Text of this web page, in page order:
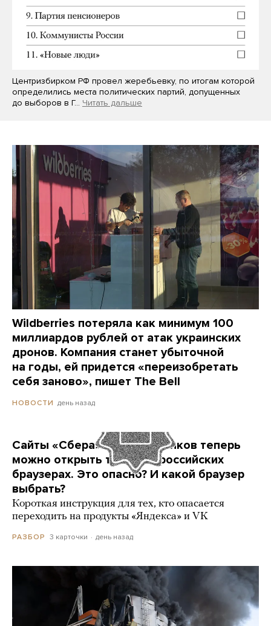
Центризбирком РФ провел жеребьевку, по итогам которой
определились места политических партий, допущенных
до выборов в Г… Читать дальше
Wildberries потеряла как минимум 100
миллиардов рублей от атак украинских
дронов. Компания станет убыточной
на годы, ей придется «переизобретать
себя заново», пишет The Bell
НОВОСТИ день назад
Сайты «Сбера» и других банков теперь
можно открыть только в российских
браузерах. Это опасно? И какой браузер
выбрать?
Короткая инструкция для тех, кто опасается
переходить на продукты «Яндекса» и VK
РАЗБОР 3 карточки день назад